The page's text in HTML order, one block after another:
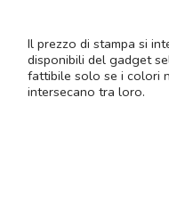
Il prezzo di stampa si
disponibili del gadget
fattibile solo se i colori
intersecano tra loro.